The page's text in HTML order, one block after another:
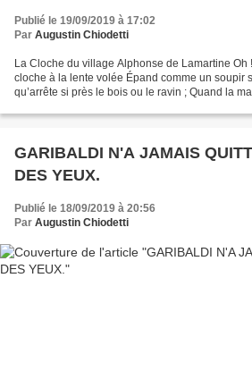
Publié le 19/09/2019 à 17:02
Par Augustin Chiodetti
La Cloche du village Alphonse de Lamartine Oh
cloche à la lente volée Épand comme un soupir
qu’arrête si près le bois ou le ravin ; Quand la
GARIBALDI N'A JAMAIS
DES YEUX.
Publié le 18/09/2019 à 20:56
Par Augustin Chiodetti